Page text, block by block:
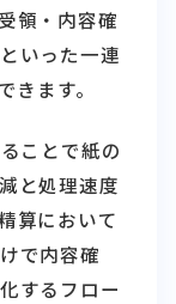
領・内容確
いった一連
ます。
ことで紙の
と処理速度
算において
で内容確
するフロー